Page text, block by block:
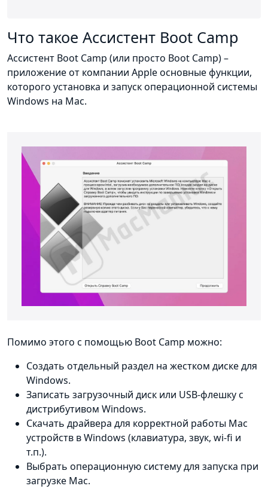
Что такое Ассистент Boot Camp
Ассистент Boot Camp (или просто Boot Camp) –
приложение от компании Apple основные функции,
которого установка и запуск операционной системы
Windows на Mac.
Помимо этого с помощью Boot Camp можно:
Создать отдельный раздел на жестком диске для
Windows.
Записать загрузочный диск или USB-флешку с
дистрибутивом Windows.
Скачать драйвера для корректной работы Mac
устройств в Windows (клавиатура, звук, wi-fi и
т.п.).
Выбрать операционную систему для запуска при
загрузке Mac.